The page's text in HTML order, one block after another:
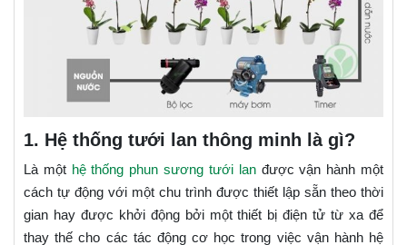
1. Hệ thống tưới lan thông minh là gì?
Là một hệ thống phun sương tưới lanđược vận hành một
cách tự động với một chu trình được thiết lập sẵn theo thời
gian hay được khởi động bởi một thiết bị điện tử từ xa để
thay thế cho các tác động cơ học trong việc vận hành hệ